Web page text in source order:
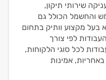
שירותי תיקון,
והחשמל הכולל גם
בעל מקצוע וותיק בתחום
לפי צורך
לכל סוגי הלקוחות,
אמינות